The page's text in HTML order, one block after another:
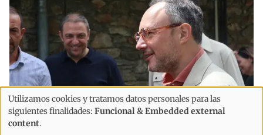
Uso
de
Utilizamos cookies y tratamos datos personales para las
siguientes finalidades: Funcional & Embedded external
content.